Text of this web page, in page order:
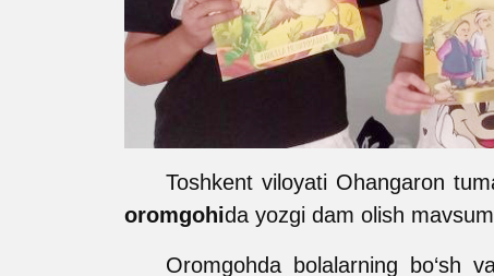
Toshkent viloyati Ohangaron
oromgohida yozgi dam olish
Oromgohda bolalarning bo‘sh